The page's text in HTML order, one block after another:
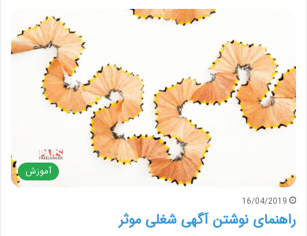
آموزش
16/04/2019
راهنمای نوشتن آگهی شغلی موثر